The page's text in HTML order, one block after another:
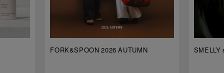
FORK&SPOON 2026 AUTUMN SMELLY